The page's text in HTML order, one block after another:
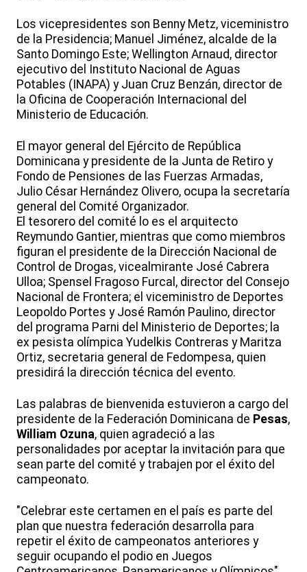
Los vicepresidentes son Benny Metz, viceministro
de la Presidencia; Manuel Jiménez, alcalde de la
Santo Domingo Este; Wellington Arnaud, director
ejecutivo del Instituto Nacional de Aguas
Potables (INAPA) y Juan Cruz Benzán, director de
la Oficina de Cooperación Internacional del
Ministerio de Educación.
El mayor general del Ejército de República
Dominicana y presidente de la Junta de Retiro y
Fondo de Pensiones de las Fuerzas Armadas,
Julio César Hernández Olivero, ocupa la secretaría
general del Comité Organizador.
El tesorero del comité lo es el arquitecto
Reymundo Gantier, mientras que como miembros
figuran el presidente de la Dirección Nacional de
Control de Drogas, vicealmirante José Cabrera
Ulloa; Spensel Fragoso Furcal, director del Consejo
Nacional de Frontera; el viceministro de Deportes
Leopoldo Portes y José Ramón Paulino, director
del programa Parni del Ministerio de Deportes; la
ex pesista olímpica Yudelkis Contreras y Maritza
Ortiz, secretaria general de Fedompesa, quien
presidirá la dirección técnica del evento.
Las palabras de bienvenida estuvieron a cargo del
presidente de la Federación Dominicana de Pesas,
William Ozuna, quien agradeció a las
personalidades por aceptar la invitación para que
sean parte del comité y trabajen por el éxito del
campeonato.
"Celebrar este certamen en el país es parte del
plan que nuestra federación desarrolla para
repetir el éxito de campeonatos anteriores y
seguir ocupando el podio en Juegos